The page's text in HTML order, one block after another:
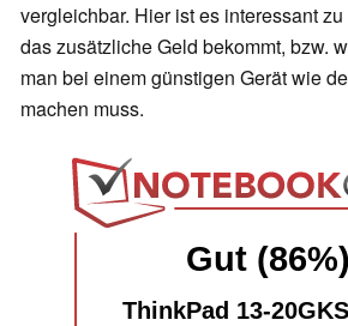
vergleichbar. Hier ist es interessant
das zusätzliche Geld bekommt, bzw.
man bei einem günstigen Gerät wie
machen muss.
Gut (86%)
ThinkPad 13-